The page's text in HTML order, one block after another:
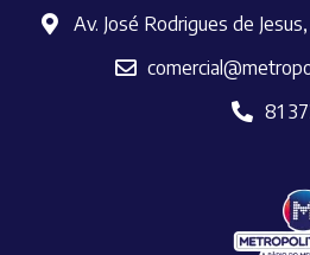
Av. José Rodrigues de
81